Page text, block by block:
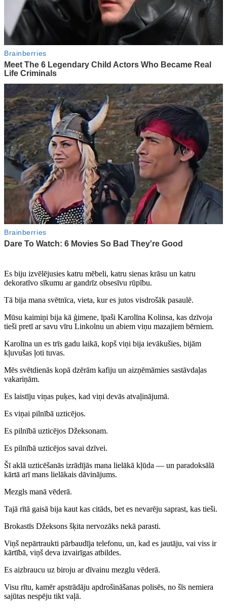
Es biju izvēlējusies katru mēbeli, katru sienas krāsu un katru
dekoratīvo sīkumu ar gandrīz obsesīvu rūpību.
Tā bija mana svētnīca, vieta, kur es jutos visdrošāk pasaulē.
Mūsu kaimiņi bija kā ģimene, īpaši Karolīna Kolinsa, kas dzīvoja
tieši pretī ar savu vīru Linkolnu un abiem viņu mazajiem bērniem.
Karolīna un es trīs gadu laikā, kopš viņi bija ievākušies, bijām
kļuvušas ļoti tuvas.
Mēs svētdienās kopā dzērām kafiju un aizņēmāmies sastāvdaļas
vakariņām.
Es laistīju viņas puķes, kad viņi devās atvaļinājumā.
Es viņai pilnībā uzticējos.
Es pilnībā uzticējos Džeksonam.
Es pilnībā uzticējos savai dzīvei.
Šī aklā uzticēšanās izrādījās mana lielākā kļūda — un paradoksālā
kārtā arī mans lielākais dāvinājums.
Mezgls manā vēderā.
Tajā rītā gaisā bija kaut kas citāds, bet es nevarēju saprast, kas tieši.
Brokastīs Džeksons šķita nervozāks nekā parasti.
Viņš nepārtraukti pārbaudīja telefonu, un, kad es jautāju, vai viss ir
kārtībā, viņš deva izvairīgas atbildes.
Es aizbraucu uz biroju ar dīvainu mezglu vēderā.
Visu rītu, kamēr apstrādāju apdrošināšanas polisēs, no šīs nemiera
sajūtas nespēju tikt vaļā.